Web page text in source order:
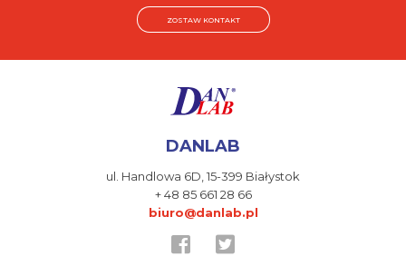
ZOSTAW KONTAKT
DANLAB
ul. Handlowa 6D,15-399 Białystok
+ 48 85 661 28 66
biuro@danlab.pl